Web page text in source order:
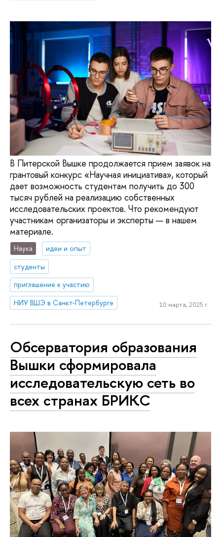
В Питерской Вышке продолжается прием заявок на
грантовый конкурс «Научная инициатива», который
дает возможность студентам получить до 300
тысяч рублей на реализацию собственных
исследовательских проектов. Что рекомендуют
участникам организаторы и эксперты — в нашем
материале.
Наука
идеи и опыт
студенты
приглашение к участию
НИУ ВШЭ в Санкт-Петербурге
10 марта, 2025 г.
Обсерватория образования
Вышки сформировала
исследовательскую сеть во
всех странах БРИКС